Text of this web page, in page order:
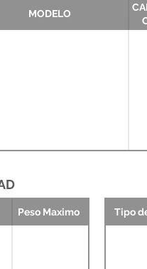
MODELO
Peso Maximo Tipo